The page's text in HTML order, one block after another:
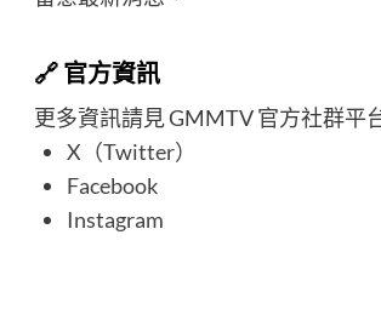
🔗 官方資訊
更多資訊請見 GMMTV 官方社群平
X（Twitter）
Facebook
Instagram